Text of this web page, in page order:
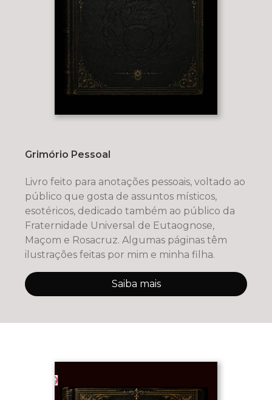
Grimório Pessoal
Livro feito para anotações pessoais, voltado ao
público que gosta de assuntos místicos,
esotéricos, dedicado também ao público da
Fraternidade Universal de Eutaognose,
Maçom e Rosacruz. Algumas páginas têm
ilustrações feitas por mim e minha filha.
Saiba mais